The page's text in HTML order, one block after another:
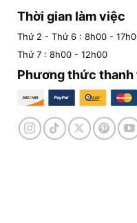
Thời gian làm việc
Thứ 2 - Thứ 6 : 8h00 -
Thứ 7 : 8h00 - 12h00
Phương thức thanh